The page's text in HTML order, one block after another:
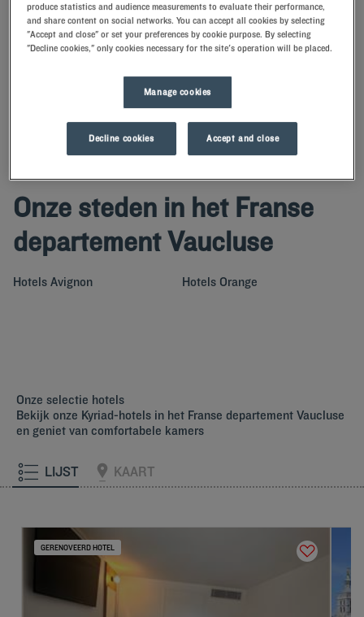
ZOEK EEN HOTEL
Voeg kortingscode toe
Boek een kamer in een Kyriad hotel in Vaucluse en profiteer van onze
Onze steden in het Franse
departement Vaucluse
Hotels Avignon Hotels Orange
Onze selectie hotels
Bekijk onze Kyriad-hotels in het Franse departement Vaucluse
en geniet van comfortabele kamers
LIJST KAART
GERENOVEERD HOTEL
produce statistics and audience measurements to evaluate their performance,
and share content on social networks. You can accept all cookies by selecting
"Accept and close" or set your preferences by cookie purpose. By selecting
"Decline cookies," only cookies necessary for the site's operation will be placed.
Manage cookies
Decline cookies Accept and close